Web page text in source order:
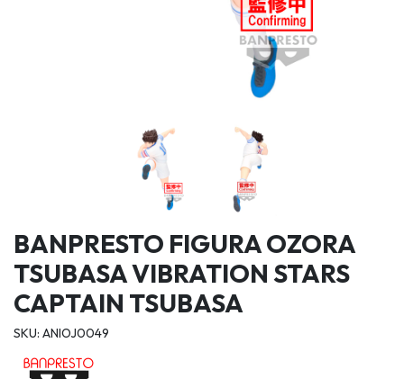
BANPRESTO FIGURA OZORA
TSUBASA VIBRATION STARS
CAPTAIN TSUBASA
SKU: ANIOJ0049